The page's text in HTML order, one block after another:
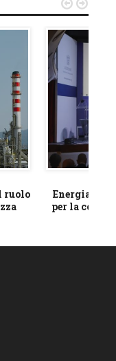
ruolo
Energia e
per la
 